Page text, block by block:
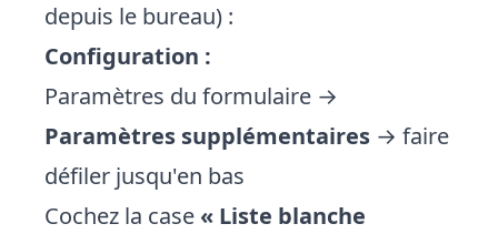
depuis le bureau) :
Configuration :
Paramètres du formulaire →
Paramètres supplémentaires → faire
défiler jusqu'en bas
Cochez la case « Liste blanche